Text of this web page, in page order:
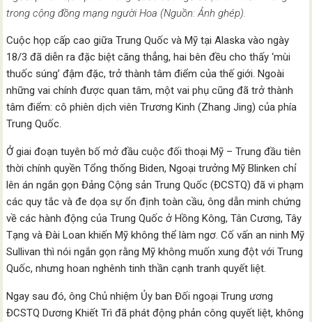
trong cộng đồng mạng người Hoa (Nguồn: Ảnh ghép).
Cuộc họp cấp cao giữa Trung Quốc và Mỹ tại Alaska vào ngày
18/3 đã diễn ra đặc biệt căng thẳng, hai bên đều cho thấy ‘mùi
thuốc súng’ đậm đặc, trở thành tâm điểm của thế giới. Ngoài
những vai chính được quan tâm, một vai phụ cũng đã trở thành
tâm điểm: cô phiên dịch viên Trương Kinh (Zhang Jing) của phía
Trung Quốc.
Ở giai đoạn tuyên bố mở đầu cuộc đối thoại Mỹ – Trung đầu tiên
thời chính quyền Tổng thống Biden, Ngoại trưởng Mỹ Blinken chỉ
lên án ngắn gọn Đảng Cộng sản Trung Quốc (ĐCSTQ) đã vi phạm
các quy tắc và đe dọa sự ổn định toàn cầu, ông dẫn minh chứng
về các hành động của Trung Quốc ở Hồng Kông, Tân Cương, Tây
Tạng và Đài Loan khiến Mỹ không thể làm ngơ. Cố vấn an ninh Mỹ
Sullivan thì nói ngắn gọn rằng Mỹ không muốn xung đột với Trung
Quốc, nhưng hoan nghênh tinh thần cạnh tranh quyết liệt.
Ngay sau đó, ông Chủ nhiệm Ủy ban Đối ngoại Trung ương
ĐCSTQ Dương Khiết Trì đã phát động phản công quyết liệt, không